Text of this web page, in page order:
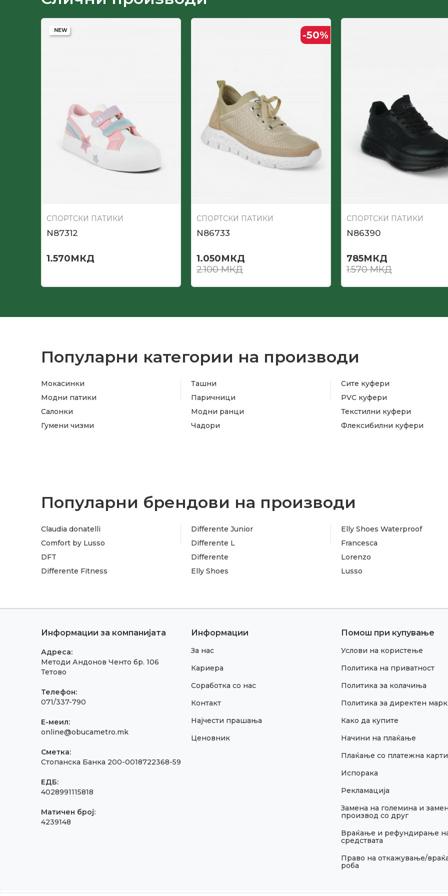
NEW
СПОРТСКИ ПАТИКИ
N87312
1.570МКД
-50%
СПОРТСКИ ПАТИКИ
N86733
1.050МКД
2.100МКД
СПОРТСКИ ПАТИКИ
N86390
785МКД
1.570МКД
Популарни категории на производи
Мокасинки
Модни патики
Салонки
Гумени чизми
Ташни
Паричници
Модни ранци
Чадори
Сите куфери
PVC куфери
Текстилни куфери
Флексибилни куфери
Популарни брендови на производи
Claudia donatelli
Comfort by Lusso
DFT
Differente Fitness
Differente Junior
Differente L
Differente
Elly Shoes
Elly Shoes Waterproof
Francesca
Lorenzo
Lusso
Информации за компанијата
Адреса:
Методи Андонов Ченто бр. 106
Тетово
Телефон:
071/337-790
E-меил:
online@obucametro.mk
Сметка:
Стопанска Банка 200-0018722368-59
ЕДБ:
4028991115818
Матичен број:
4239148
Информации
За нас
Кариера
Соработка со нас
Контакт
Најчести прашања
Ценовник
Помош при купување
Услови на користење
Политика на приватност
Политика за колачиња
Политика за директен
Како да купите
Начини на плаќање
Плаќање со платежна
Испорака
Рекламација
Замена на големина и
производ со друг
Враќање и рефундирање
средствата
Право на откажување/
роба